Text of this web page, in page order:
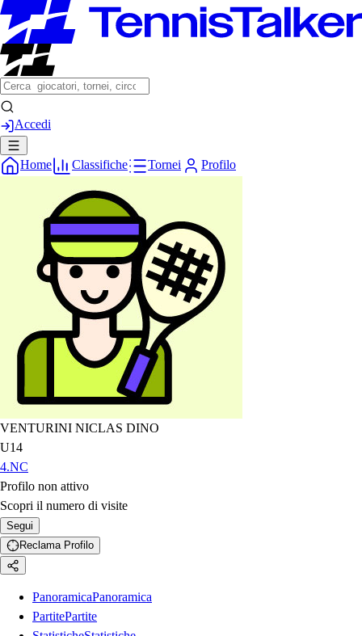
Accedi
Home Classifiche Tornei Profilo
VENTURINI NICLAS DINO
U14
4.NC
Profilo non attivo
Scopri il numero di visite
Segui
Reclama Profilo
PanoramicaPanoramica
PartitePartite